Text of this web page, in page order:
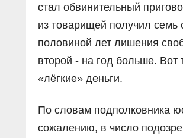
стал обвинительный
из товарищей получил семь
половиной лет лишения
второй - на год больше. Вот
«лёгкие» деньги.
По словам подполковника
сожалению, в число